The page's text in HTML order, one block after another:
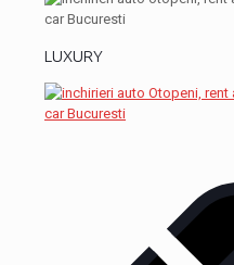
LUXURY